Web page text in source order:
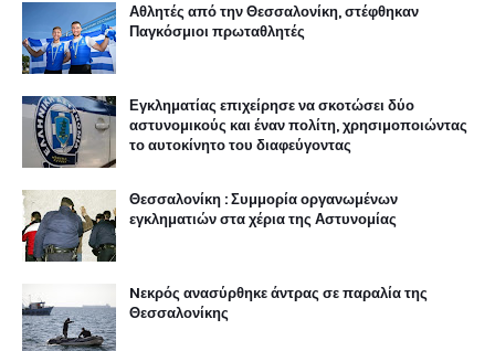
Αθλητές από την Θεσσαλονίκη, στέφθηκαν
Παγκόσμιοι πρωταθλητές
Εγκληματίας επιχείρησε να σκοτώσει δύο
αστυνομικούς και έναν πολίτη, χρησιμοποιώντας
το αυτοκίνητο του διαφεύγοντας
Θεσσαλονίκη : Συμμορία οργανωμένων
εγκληματιών στα χέρια της Αστυνομίας
Nεκρός ανασύρθηκε άντρας σε παραλία της
Θεσσαλονίκης